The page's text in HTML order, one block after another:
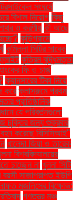
সংঘর্ষে
বিশাল নিয়োগ কিছু
ও করণীয় কী আছে
কুড়িগ্রামে
কুমিল্লা সিটির সাবেক
কৃত্রিম বুদ্ধিমত্তা
ফি ও চার্জ
ক্যানসারের টিকা নিয়ে
করে ক্লাসরুমে প্রথম
প্রাতিষ্ঠানিক
যে পরিবর্তনগুলো
চুক্তির জন্য শুক্রবার
করেছে বিসিসিআই"
খালেদা জিয়া ও তারেক
বিশ্ববিদ্যালয়ের
চাচ্ছেন না খুলনা সিটি
সাজাপ্রাপ্ত ইউপি
মজলিসের বিক্ষোভ:
গণতন্ত্র মঞ্চ